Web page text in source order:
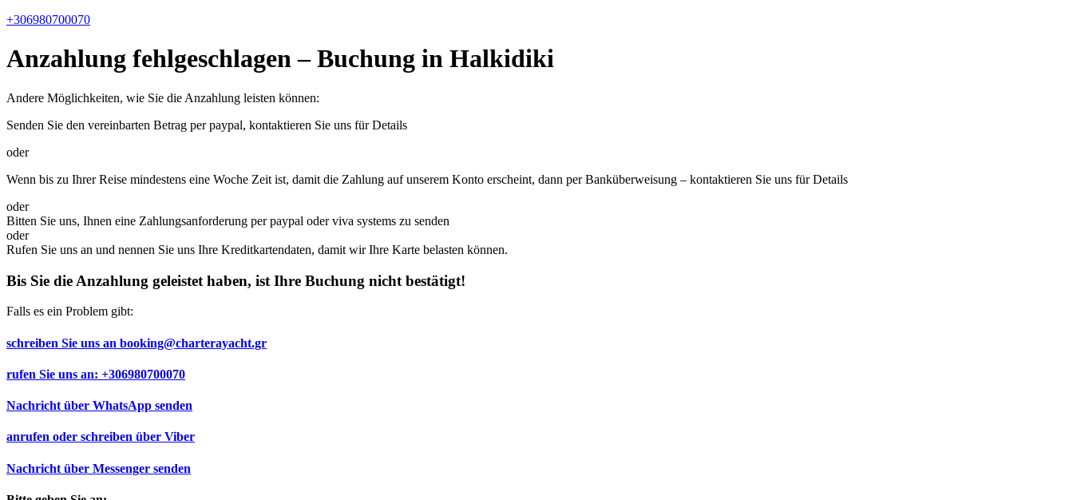
+306980700070
Anzahlung fehlgeschlagen – Buchung in Halkidiki
Andere Möglichkeiten, wie Sie die Anzahlung leisten können:
Senden Sie den vereinbarten Betrag per paypal, kontaktieren Sie uns für Details
oder
Wenn bis zu Ihrer Reise mindestens eine Woche Zeit ist, damit die Zahlung auf unserem Konto erscheint, dann per Banküberweisung – kontaktieren Sie uns für Details
oder
Bitten Sie uns, Ihnen eine Zahlungsanforderung per paypal oder viva systems zu senden
oder
Rufen Sie uns an und nennen Sie uns Ihre Kreditkartendaten, damit wir Ihre Karte belasten können.
Bis Sie die Anzahlung geleistet haben, ist Ihre Buchung nicht bestätigt!
Falls es ein Problem gibt:
schreiben Sie uns an booking@charterayacht.gr
rufen Sie uns an: +306980700070
Nachricht über WhatsApp senden
anrufen oder schreiben über Viber
Nachricht über Messenger senden